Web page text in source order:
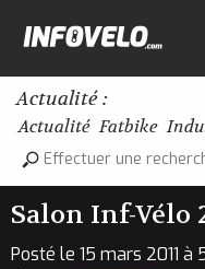
Actualité :
Actualité Fatbike
Salon Inf-Vélo
Posté le 15 mars 2011 à